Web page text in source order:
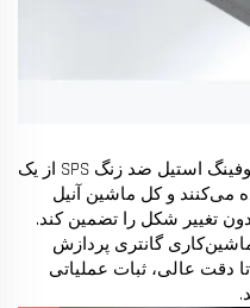
بدنه و تیرک عرضی ماشین CNC V گروفینگ استیل ضد زنگ SPS از یک
می‌کنند و کل ماشین آنیل
تغییر شکل را تضمین کند.
گانتری پردازش
عالی، ثبات عملیاتی